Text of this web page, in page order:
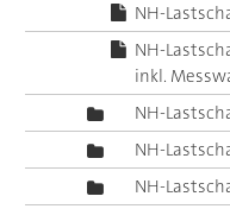
NH-
NH-
inkl.
NH-
NH-
NH-